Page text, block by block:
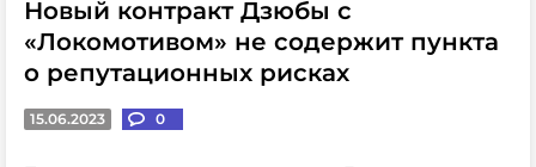
Новый контракт Дзюбы с
«Локомотивом» не содержит пункта
о репутационных рисках
15.06.2023 0